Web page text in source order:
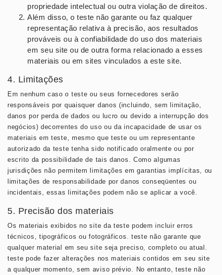
propriedade intelectual ou outra violação de direitos.
Além disso, o teste não garante ou faz qualquer
representação relativa à precisão, aos resultados
prováveis ​​ou à confiabilidade do uso dos materiais
em seu site ou de outra forma relacionado a esses
materiais ou em sites vinculados a este site.
4. Limitações
Em nenhum caso o teste ou seus fornecedores serão
responsáveis ​​por quaisquer danos (incluindo, sem limitação,
danos por perda de dados ou lucro ou devido a interrupção dos
negócios) decorrentes do uso ou da incapacidade de usar os
materiais em teste, mesmo que teste ou um representante
autorizado da teste tenha sido notificado oralmente ou por
escrito da possibilidade de tais danos. Como algumas
jurisdições não permitem limitações em garantias implícitas, ou
limitações de responsabilidade por danos conseqüentes ou
incidentais, essas limitações podem não se aplicar a você.
5. Precisão dos materiais
Os materiais exibidos no site da teste podem incluir erros
técnicos, tipográficos ou fotográficos. teste não garante que
qualquer material em seu site seja preciso, completo ou atual.
teste pode fazer alterações nos materiais contidos em seu site
a qualquer momento, sem aviso prévio. No entanto, teste não